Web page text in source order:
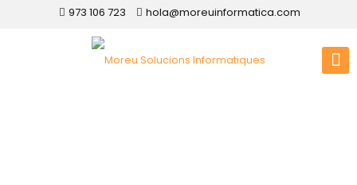
973 106 723 hola@moreuinformatica.com